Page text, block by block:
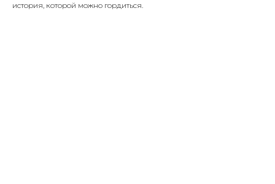
история, которой можно гордиться.